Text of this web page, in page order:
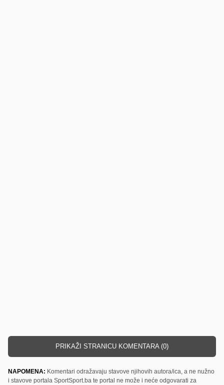
PRIKAŽI STRANICU KOMENTARA (0)
NAPOMENA: Komentari odražavaju stavove njihovih autora/ica, a ne nužno
i stavove portala SportSport.ba te portal ne može i neće odgovarati za